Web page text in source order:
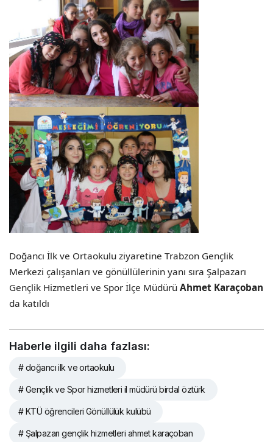
Doğancı İlk ve Ortaokulu ziyaretine Trabzon Gençlik
Merkezi çalışanları ve gönüllülerinin yanı sıra Şalpazarı
Gençlik Hizmetleri ve Spor İlçe Müdürü Ahmet Karaçoban
da katıldı
Haberle ilgili daha fazlası:
# doğancı ilk ve ortaokulu
# Gençlik ve Spor hizmetleri il müdürü birdal öztürk
# KTÜ öğrencileri Gönüllülük kulübü
# Şalpazarı gençlik hizmetleri ahmet karaçoban